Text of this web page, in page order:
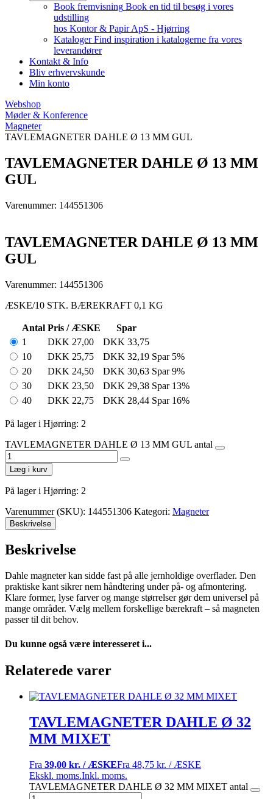
Book fremvisning Book en tid til besøg i vores
udstilling
hos Kontor & Papir ApS - Hjørring
Kataloger Find inspiration i katalogerne fra vores
leverandører
Kontakt & Info
Bliv erhvervskunde
Min konto
Webshop
Møder & Konference
Magneter
TAVLEMAGNETER DAHLE Ø 13 MM GUL
TAVLEMAGNETER DAHLE Ø 13 MM
GUL
Varenummer: 144551306
TAVLEMAGNETER DAHLE Ø 13 MM
GUL
Varenummer: 144551306
ÆSKE/10 STK. BÆREKRAFT 0,1 KG
Antal Pris / ÆSKE
Spar
1
DKK 27,00 DKK 33,75
10
DKK 25,75 DKK 32,19 Spar 5%
20
DKK 24,50 DKK 30,63 Spar 9%
30
DKK 23,50 DKK 29,38 Spar 13%
40
DKK 22,75 DKK 28,44 Spar 16%
På lager i Hjørring: 2
TAVLEMAGNETER DAHLE Ø 13 MM GUL antal
Læg i kurv
På lager i Hjørring: 2
Varenummer (SKU): 144551306 Kategori: Magneter
Beskrivelse
Beskrivelse
Dahle magneter kan sidde fast på alle jernholdige overflader. Den
praktiske kant sikrer nem håndtering under på- og afmontering.
Klare former, lyse farver og mange størrelser gør dem universel på
mange områder. Vælg mellem forskellige bærekraft – så magneten
passer til dit behov.
Du kunne også være interesseret i...
Relaterede varer
TAVLEMAGNETER DAHLE Ø 32
MM MIXET
Fra 39,00 kr. / ÆSKEFra 48,75 kr. / ÆSKE
Ekskl. moms.Inkl. moms.
TAVLEMAGNETER DAHLE Ø 32 MM MIXET antal